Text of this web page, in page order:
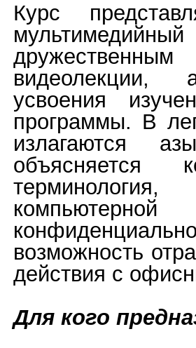
Курс
усвоения
программы. В
излагаются
объясняется
возможность
действия с
Для кого